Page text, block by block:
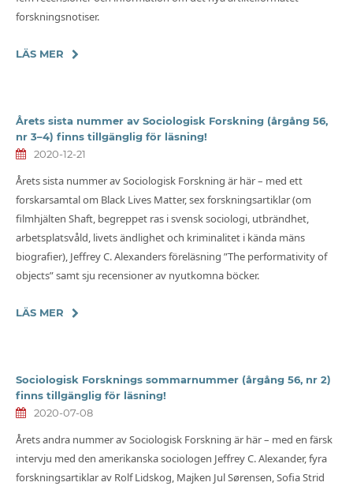
forskningsnotiser.
LÄS MER
Årets sista nummer av Sociologisk Forskning (årgång 56,
nr 3–4) finns tillgänglig för läsning!
2020-12-21
Årets sista nummer av Sociologisk Forskning är här – med ett
forskarsamtal om Black Lives Matter, sex forskningsartiklar (om
filmhjälten Shaft, begreppet ras i svensk sociologi, utbrändhet,
arbetsplatsvåld, livets ändlighet och kriminalitet i kända mäns
biografier), Jeffrey C. Alexanders föreläsning ”The performativity of
objects” samt sju recensioner av nyutkomna böcker.
LÄS MER
Sociologisk Forsknings sommarnummer (årgång 56, nr 2)
finns tillgänglig för läsning!
2020-07-08
Årets andra nummer av Sociologisk Forskning är här – med en färsk
intervju med den amerikanska sociologen Jeffrey C. Alexander, fyra
forskningsartiklar av Rolf Lidskog, Majken Jul Sørensen, Sofia Strid